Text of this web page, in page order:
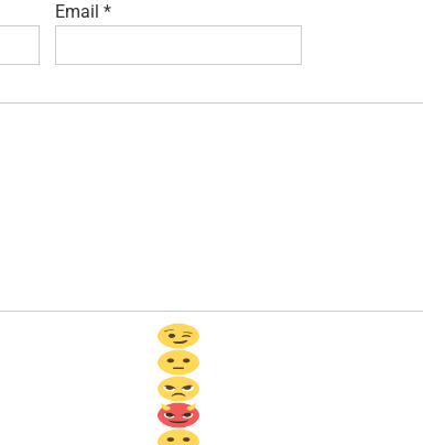
Email *